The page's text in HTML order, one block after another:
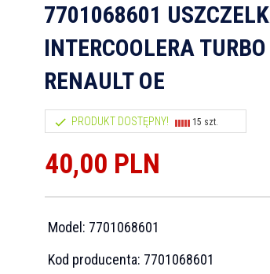
7701068601
INTERCOOLERA
RENAULT OE
PRODUKT DOSTĘPNY! 15 szt.
40,00 PLN
Model: 7701068601
Kod producenta: 7701068601